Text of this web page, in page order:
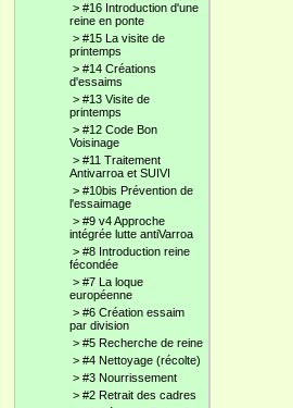
> #16 Introduction d'une
reine en ponte
> #15 La visite de
printemps
> #14 Créations
d'essaims
> #13 Visite de
printemps
> #12 Code Bon
Voisinage
> #11 Traitement
Antivarroa et SUIVI
> #10bis Prévention de
l'essaimage
> #9 v4 Approche
intégrée lutte antiVarroa
> #8 Introduction reine
fécondée
> #7 La loque
européenne
> #6 Création essaim
par division
> #5 Recherche de reine
> #4 Nettoyage (récolte)
> #3 Nourrissement
> #2 Retrait des cadres